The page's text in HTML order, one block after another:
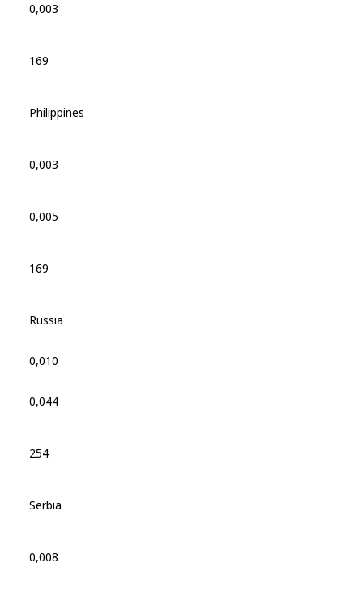
0,003
169
Philippines
0,003
0,005
169
Russia
0,010
0,044
254
Serbia
0,008